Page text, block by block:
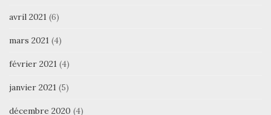
avril 2021 (6)
mars 2021 (4)
février 2021 (4)
janvier 2021 (5)
décembre 2020 (4)